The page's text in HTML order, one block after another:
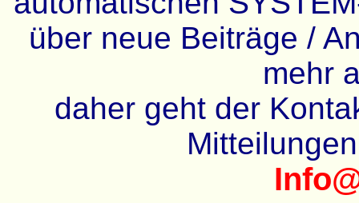
über neue Beiträge /
mehr
daher geht der